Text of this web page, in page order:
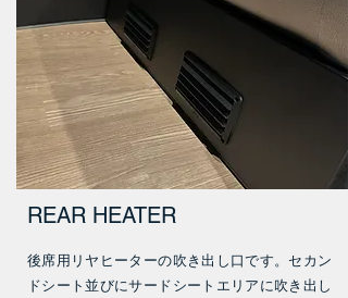
REAR HEATER
後席用リヤヒーターの吹き出し口です。セカン
ドシート並びにサードシートエリアに吹き出し